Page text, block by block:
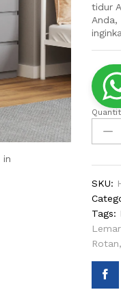
in
tidur
Laci
120cm
SKU:
Tags:
Rotan,